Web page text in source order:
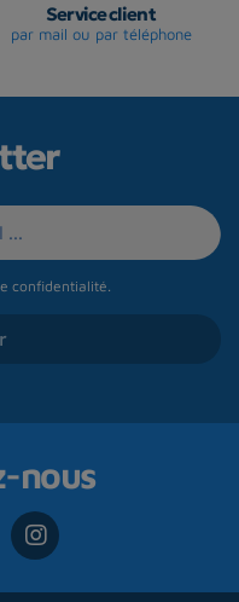
Service client
par mail ou par téléphone
confidentialité.
nous